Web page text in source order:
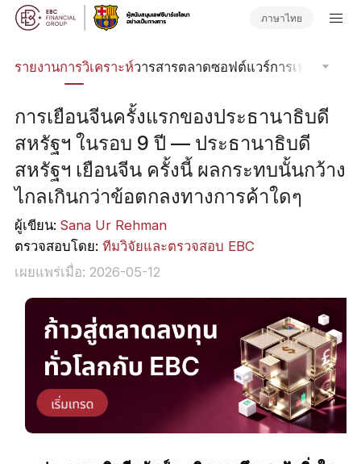
ภาษาไทย
รายงานการวิเคราะห์วารสารตลาดซอฟต์แวร์การเทรด
การเยือนจีนครั้งแรกของประธานาธิบดี
สหรัฐฯ ในรอบ 9 ปี — ประธานาธิบดี
สหรัฐฯ เยือนจีน ครั้งนี้ ผลกระทบนั้นกว้าง
ไกลเกินกว่าข้อตกลงทางการค้าใดๆ
ผู้เขียน: Sana Ur Rehman
ตรวจสอบโดย: ทีมวิจัยและตรวจสอบ EBC
เผยแพร่เมื่อ: 2026-05-12